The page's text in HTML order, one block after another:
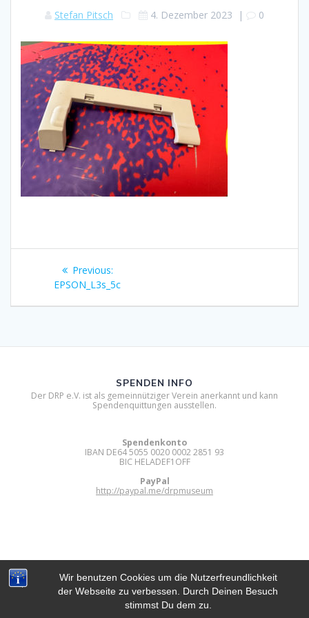
Wir benutzen Cookies um die Nutzerfreundlichkeit
der Webseite zu verbessen. Durch Deinen Besuch
stimmst Du dem zu.
Stefan Pitsch 4. Dezember 2023 | 0
Beitragsnavigation
Previous:Previous
post:
EPSON_L3s_5c
DIGITAL RETRO PARK E.V.
SPENDEN INFO
Der DRP e.V. ist als gemeinnütziger Verein anerkannt und kann
Spendenquittungen ausstellen.
Spendenkonto
IBAN DE64 5055 0020 0002 2851 93
BIC HELADEF1OFF
PayPal
http://paypal.me/drpmuseum